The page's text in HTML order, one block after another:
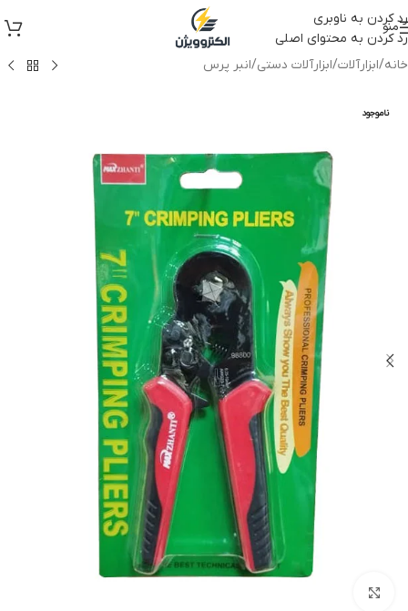
رد کردن به ناوبری
رد کردن به محتوای اصلی
منو
خانه/ابزارآلات/ابزارآلات دستی/انبر پرس
ناموجود